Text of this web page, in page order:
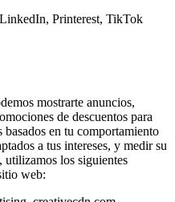
Printerest, TikTok
mostrarte anuncios,
de descuentos para
en tu comportamiento
a tus intereses, y medir su
los siguientes
web: